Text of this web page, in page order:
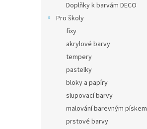
Doplňky k barvám DECO
Pro školy
fixy
akrylové barvy
tempery
pastelky
bloky a papíry
slupovací barvy
malování barevným pískem
prstové barvy